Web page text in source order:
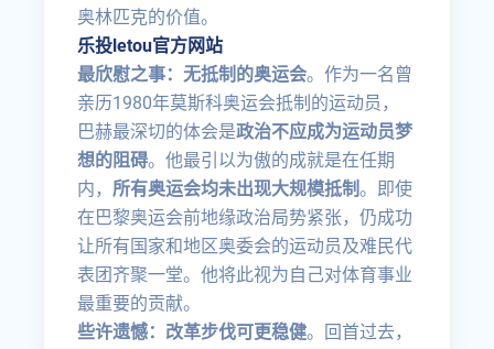
奥林匹克的价值。
乐投letou官方网站
最欣慰之事：无抵制的奥运会。作为一名曾
亲历1980年莫斯科奥运会抵制的运动员，
巴赫最深切的体会是政治不应成为运动员梦
想的阻碍。他最引以为傲的成就是在任期
内，所有奥运会均未出现大规模抵制。即使
在巴黎奥运会前地缘政治局势紧张，仍成功
让所有国家和地区奥委会的运动员及难民代
表团齐聚一堂。他将此视为自己对体育事业
最重要的贡献。
些许遗憾：改革步伐可更稳健。回首过去，